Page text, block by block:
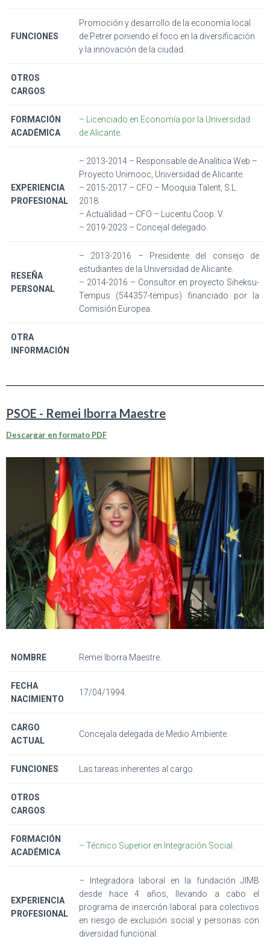
FUNCIONES
Promoción y desarrollo de la economía local
de Petrer poniendo el foco en la diversificación
y la innovación de la ciudad.
OTROS
CARGOS
FORMACIÓN
ACADÉMICA
– Licenciado en Economía por la Universidad
de Alicante.
EXPERIENCIA
PROFESIONAL
– 2013-2014 – Responsable de Analítica Web –
Proyecto Unimooc, Universidad de Alicante.
– 2015-2017 – CFO – Mooquia Talent, S.L.
2018.
– Actualidad – CFO – Lucentu Coop. V.
– 2019-2023 – Concejal delegado.
RESEÑA
PERSONAL
– 2013-2016 – Presidente del consejo de
estudiantes de la Universidad de Alicante.
– 2014-2016 – Consultor en proyecto Siheksu-
Tempus (544357-tempus) financiado por la
Comisión Europea.
OTRA
INFORMACIÓN
PSOE - Remei Iborra Maestre
Descargar en formato PDF
NOMBRE Remei Iborra Maestre.
FECHA
NACIMIENTO
17/04/1994.
CARGO
ACTUAL
Concejala delegada de Medio Ambiente.
FUNCIONES Las tareas inherentes al cargo.
OTROS
CARGOS
FORMACIÓN
ACADÉMICA
– Técnico Superior en Integración Social.
EXPERIENCIA
PROFESIONAL
– Integradora laboral en la fundación JIMB
desde hace 4 años, llevando a cabo el
programa de inserción laboral para colectivos
en riesgo de exclusión social y personas con
diversidad funcional.